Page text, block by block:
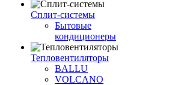
Сплит-системы
Бытовые
кондиционеры
Тепловентиляторы
BALLU
VOLCANO